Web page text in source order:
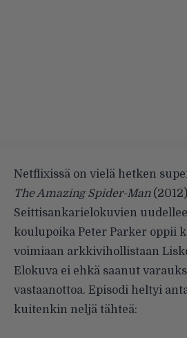
Netflixissä on vielä hetken
The Amazing Spider-Man
Seittisankarielokuvien
koulupoika Peter Parker oppii
voimiaan arkkivihollistaan
Elokuva ei ehkä saanut
vastaanottoa. Episodi heltyi
kuitenkin neljä tähteä: